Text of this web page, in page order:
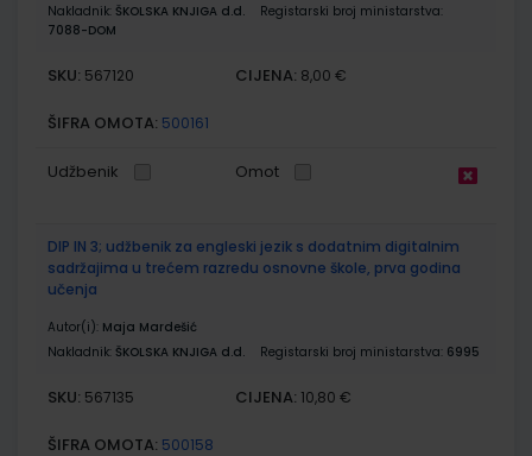
Nakladnik: ŠKOLSKA KNJIGA d.d.
Registarski broj ministarstva:
7088-DOM
SKU: 567120 CIJENA: 8,00 €
ŠIFRA OMOTA: 500161
Udžbenik Omot
DIP IN 3; udžbenik za engleski jezik s dodatnim digitalnim
sadržajima u trećem razredu osnovne škole, prva godina
učenja
Autor(i): Maja Mardešić
Nakladnik: ŠKOLSKA KNJIGA d.d. Registarski broj ministarstva: 6995
SKU: 567135 CIJENA: 10,80 €
ŠIFRA OMOTA: 500158